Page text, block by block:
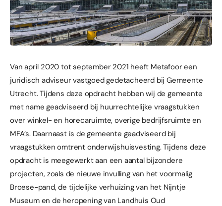
Van april 2020 tot september 2021 heeft Metafoor een
juridisch adviseur vastgoed gedetacheerd bij Gemeente
Utrecht. Tijdens deze opdracht hebben wij de gemeente
met name geadviseerd bij huurrechtelijke vraagstukken
over winkel- en horecaruimte, overige bedrijfsruimte en
MFA’s. Daarnaast is de gemeente geadviseerd bij
vraagstukken omtrent onderwijshuisvesting. Tijdens deze
opdracht is meegewerkt aan een aantal bijzondere
projecten, zoals de nieuwe invulling van het voormalig
Broese-pand, de tijdelijke verhuizing van het Nijntje
Museum en de heropening van Landhuis Oud